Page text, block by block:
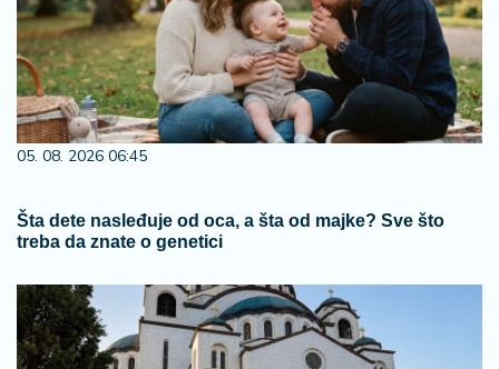
05. 08. 2026 06:45
Šta dete nasleđuje od oca, a šta od majke? Sve što
treba da znate o genetici